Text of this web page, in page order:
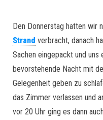
Den Donnerstag hatten wir
Strand verbracht, danach
Sachen eingepackt und uns
bevorstehende Nacht mit
Gelegenheit geben zu
das Zimmer verlassen und
vor 20 Uhr ging es dann